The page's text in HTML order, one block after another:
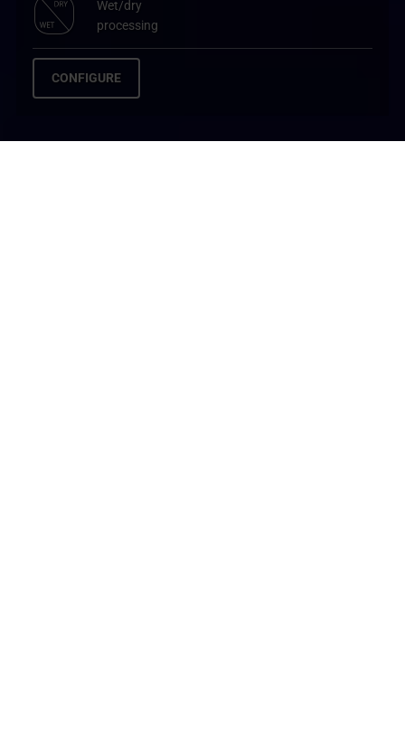
Wet/dry
processing
CONFIGURE